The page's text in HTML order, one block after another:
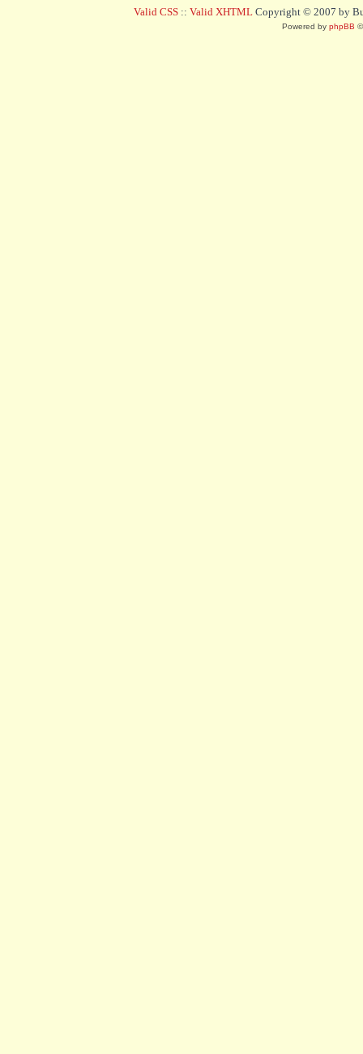
Valid CSS :: Valid XHTML Copyright © 2007 by
Powered by phpBB